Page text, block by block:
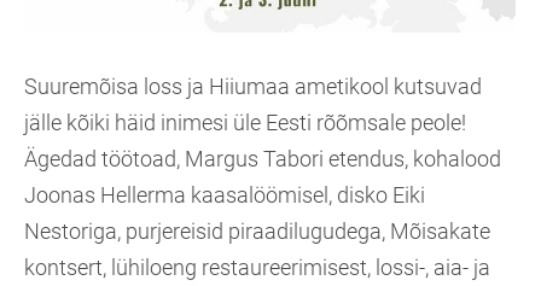
Suuremõisa loss ja Hiiumaa ametikool kutsuvad
jälle kõiki häid inimesi üle Eesti rõõmsale peole!
Ägedad töötoad, Margus Tabori etendus, kohalood
Joonas Hellerma kaasalöömisel, disko Eiki
Nestoriga, purjereisid piraadilugudega, Mõisakate
kontsert, lühiloeng restaureerimisest, lossi-, aia- ja